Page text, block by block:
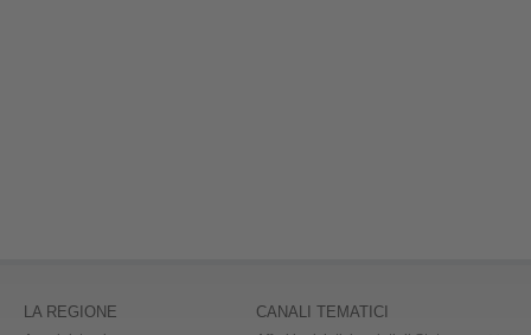
LA REGIONE CANALI TEMATICI